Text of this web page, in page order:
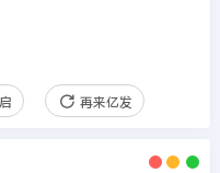
再来亿发